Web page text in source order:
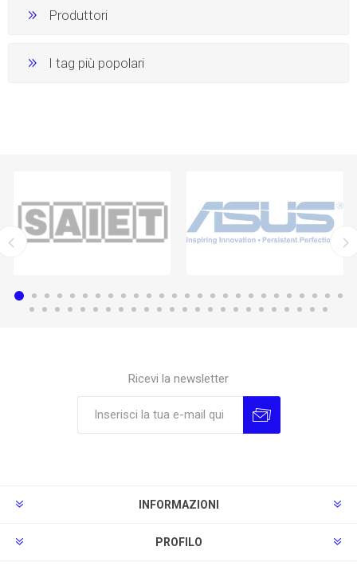
Produttori
I tag più popolari
Ricevi la newsletter
INFORMAZIONI
PROFILO